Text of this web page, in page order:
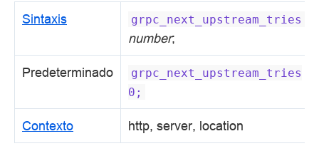
Sintaxis grpc_next_upstream_tries
number;
Predeterminado
grpc_next_upstream_tries
0;
Contexto http, server, location